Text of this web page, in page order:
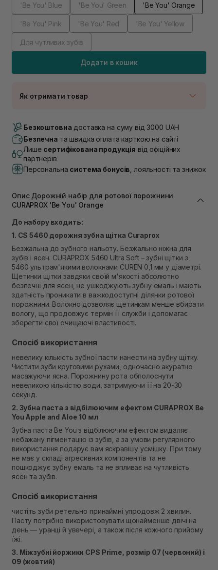
'Be You' Blue 'Be You' Green 'Be You' Orange
'Be You' Pink 'Be You' Red 'Be You' Yellow
Для чутливих зубів
Додати в кошик
Як отримати товар
В наявності
Самовивіз м. Луцьк, вул. Винниченка 4
В наявності
Самовивіз м. Львів, вул. Академіка Підстригача, 1В
(Duck’s Lake)
В наявності
В наявності
Самовивіз м. Львів, вул. Степана Бандери 45
Самовивіз м. Рівне, вул. 16-го Липня, 15
В наявності
Екватор)
В наявності
Безкоштовна доставка на суму від 3000 UAH
Безпечна та швидка оплата карткою на сайті
Лише сертифікована продукція від офіційних
партнерів
Персональна система бонусів , лояльності та знижок
Опис Дорожній набір для ротової порожнини
CURAPROX 'Be You' Orange
До набору входить:
1. CS 5460 дорожня зубна щітка Curaprox
Безжальна до зубного нальоту. Безжально ніжна для
зубів і ясен. CURAPROX 5460 Ultra Soft – зубні щітки з
5460 ультрам'якими волокнами CUREN 0,1 мм у діаметрі.
Щетинки щітки завдяки своїй м'якості абсолютно
безпечні для ясен, не ушкоджують зубну емаль і мають
здатність проникати в важкодоступні ділянки ротової
порожнини. Волокно дозволяє щетинкам менше вбирати
вологу, що продовжує термін її служби і допомагає
зберегти свої очищаючі властивості.
Спосіб використання
невелику кількість зубної пасти нанести на зубну щітку.
Чистити зуби круговими рухами, одночасно акуратно
масажуючи ясна. Порожнину рота обполоснути
невеликою кількістю води, затримуючи її на 20-30
секунд.
2. Зубна паста з відбілюючим ефектом CURAPROX Be
You Apple and Aloe 10 мл
Зубна паста Be You з відбілюючим ефектом видаляє
небажану пігментацію із зубів, а за умови регулярного
використання подарує вам яскравішу усмішку. При тому
не має у складі агресивних компонентів та не
пошкоджує зубну емаль та не впливає на чутливість
ясен та зубів.
Спосіб використання
чистіть зуби ретельно принаймні упродовж 2 хвилин.
Пасту потрібно використовувати щонайменше двічі на
день — уранці й увечері, а також після кожного прийому
їжі.
3. Міжзубні йоржики CPS Prime, розмір 07 (червоний) і
09 (жовтий)